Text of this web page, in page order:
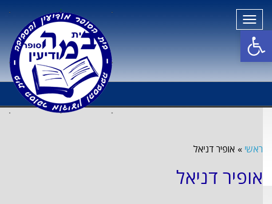
פתח סרגל נגישות
תפריט
ראשי » אופיר דניאל
אופיר דניאל